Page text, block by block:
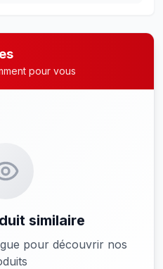
pour vous
similaire
pour découvrir nos